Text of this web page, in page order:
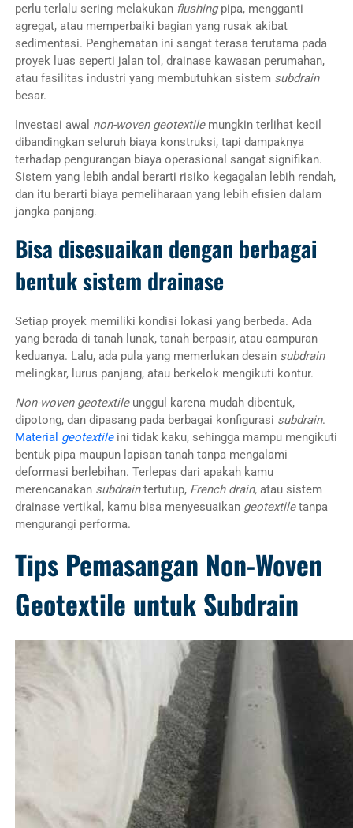
perlu terlalu sering melakukan flushingpipa, mengganti
agregat, atau memperbaiki bagian yang rusak akibat
sedimentasi. Penghematan ini sangat terasa terutama pada
proyek luas seperti jalan tol, drainase kawasan perumahan,
atau fasilitas industri yang membutuhkan sistem subdrain
besar.
Investasi awal non-woven geotextilemungkin terlihat kecil
dibandingkan seluruh biaya konstruksi, tapi dampaknya
terhadap pengurangan biaya operasional sangat signifikan.
Sistem yang lebih andal berarti risiko kegagalan lebih rendah,
dan itu berarti biaya pemeliharaan yang lebih efisien dalam
jangka panjang.
Bisa disesuaikan dengan berbagai
bentuk sistem drainase
Setiap proyek memiliki kondisi lokasi yang berbeda. Ada
yang berada di tanah lunak, tanah berpasir, atau campuran
keduanya. Lalu, ada pula yang memerlukan desain subdrain
melingkar, lurus panjang, atau berkelok mengikuti kontur.
Non-woven geotextileunggul karena mudah dibentuk,
dipotong, dan dipasang pada berbagai konfigurasi subdrain.
Material geotextileini tidak kaku, sehingga mampu mengikuti
bentuk pipa maupun lapisan tanah tanpa mengalami
deformasi berlebihan. Terlepas dari apakah kamu
merencanakansubdraintertutup, French drain,atau sistem
drainase vertikal, kamu bisa menyesuaikan geotextiletanpa
mengurangi performa.
Tips Pemasangan Non-Woven
Geotextile untuk Subdrain